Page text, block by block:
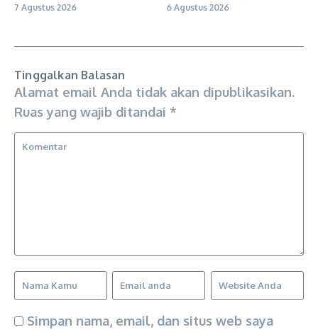
7 Agustus 2026 6 Agustus 2026
Tinggalkan Balasan
Alamat email Anda tidak akan dipublikasikan.
Ruas yang wajib ditandai *
Simpan nama, email, dan situs web saya